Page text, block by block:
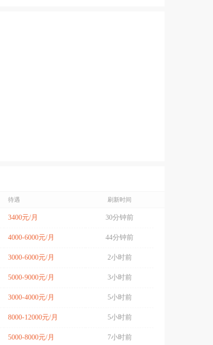
待遇 刷新时间
3400元/月 30分钟前
4000-6000元/月 44分钟前
3000-6000元/月 2小时前
5000-9000元/月 3小时前
3000-4000元/月 5小时前
8000-12000元/月 5小时前
5000-8000元/月 7小时前